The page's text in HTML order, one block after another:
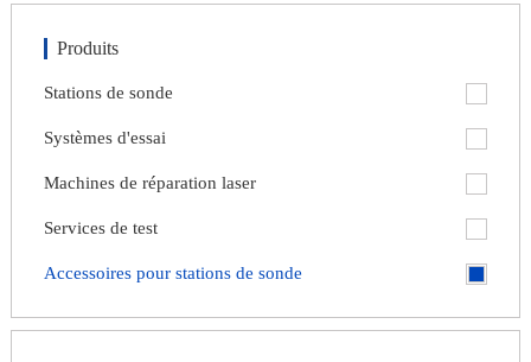
Produits
Stations de sonde
Systèmes d'essai
Machines de réparation laser
Services de test
Accessoires pour stations de sonde